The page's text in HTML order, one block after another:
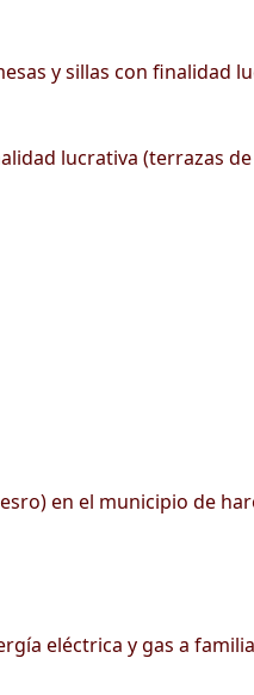
y sillas con finalidad
lucrativa (terrazas
en el municipio de
eléctrica y gas a